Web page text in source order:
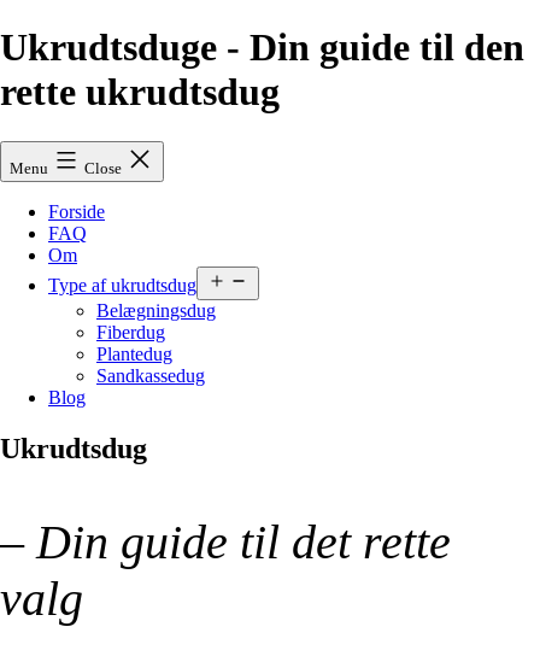
Skip
to
content
Ukrudtsduge - Din guide til den
rette ukrudtsdug
Menu Close
Forside
FAQ
Om
Type af ukrudtsdug
menu
Belægningsdug
Fiberdug
Plantedug
Sandkassedug
Blog
Ukrudtsdug
– Din guide til det rette
valg